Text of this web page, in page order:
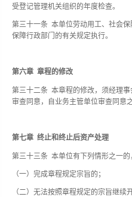
受登记管理机关组织的年度检查。
第三十一条 本单位劳动用工、社会
保障行政部门的有关规定执行。
第六章 章程的修改
第三十二条 本章程的修改，须经理
审查同意，自业务主管单位审查同意
第七章 终止和终止后资产处理
第三十三条 本单位有下列情形之一的
（一）完成章程规定宗旨的；
（二）无法按照章程规定的宗旨继续